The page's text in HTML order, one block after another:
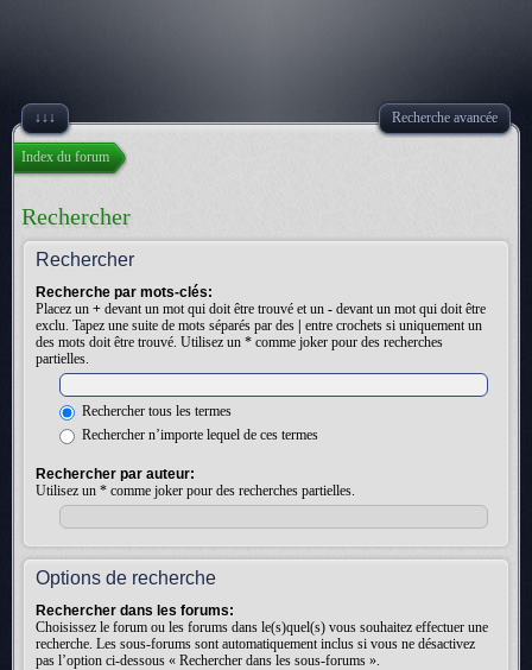
↓↓↓ Recherche avancée
Index du forum
Rechercher
Rechercher
Recherche par mots-clés:
Placez un + devant un mot qui doit être trouvé et un - devant un mot qui doit être
exclu. Tapez une suite de mots séparés par des
entre crochets si uniquement un
des mots doit être trouvé. Utilisez un * comme joker pour des recherches
partielles.
Rechercher tous les termes
Rechercher n’importe lequel de ces termes
Rechercher par auteur:
Utilisez un * comme joker pour des recherches partielles.
Options de recherche
Rechercher dans les forums:
Choisissez le forum ou les forums dans le(s)quel(s) vous souhaitez effectuer une
recherche. Les sous-forums sont automatiquement inclus si vous ne désactivez
pas l’option ci-dessous « Rechercher dans les sous-forums ».